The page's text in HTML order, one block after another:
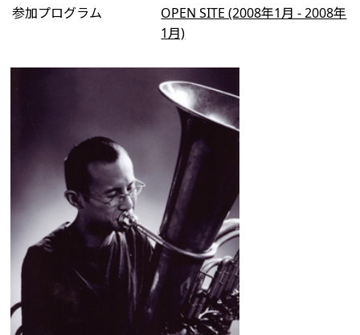
参加プログラム
OPEN SITE (2008年1月 - 2008年
1月)